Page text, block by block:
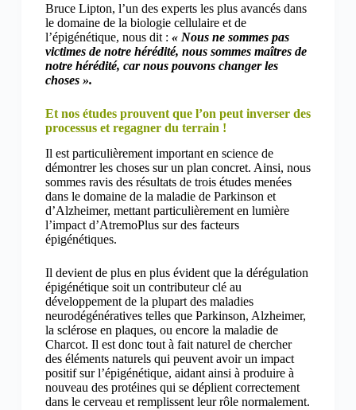
Bruce Lipton, l’un des experts les plus avancés dans
le domaine de la biologie cellulaire et de
l’épigénétique, nous dit : « Nous ne sommes pas
victimes de notre hérédité, nous sommes maîtres de
notre hérédité, car nous pouvons changer les
choses ».
Et nos études prouvent que l’on peut inverser des
processus et regagner du terrain !
Il est particulièrement important en science de
démontrer les choses sur un plan concret. Ainsi, nous
sommes ravis des résultats de trois études menées
dans le domaine de la maladie de Parkinson et
d’Alzheimer, mettant particulièrement en lumière
l’impact d’AtremoPlus sur des facteurs
épigénétiques.
Il devient de plus en plus évident que la dérégulation
épigénétique soit un contributeur clé au
développement de la plupart des maladies
neurodégénératives telles que Parkinson, Alzheimer,
la sclérose en plaques, ou encore la maladie de
Charcot. Il est donc tout à fait naturel de chercher
des éléments naturels qui peuvent avoir un impact
positif sur l’épigénétique, aidant ainsi à produire à
nouveau des protéines qui se déplient correctement
dans le cerveau et remplissent leur rôle normalement.